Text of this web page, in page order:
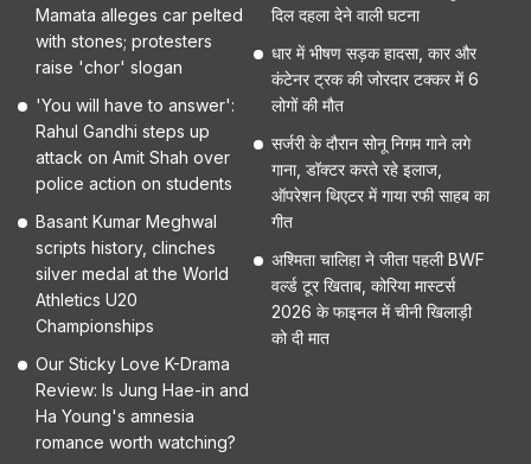
Mamata alleges car pelted
with stones; protesters
raise 'chor' slogan
'You will have to answer':
Rahul Gandhi steps up
attack on Amit Shah over
police action on students
Basant Kumar Meghwal
scripts history, clinches
silver medal at the World
Athletics U20
Championships
Our Sticky Love K-Drama
Review: Is Jung Hae-in and
Ha Young's amnesia
romance worth watching?
दिल दहला देने वाली घटना
धार में भीषण सड़क हादसा, कार और
कंटेनर ट्रक की जोरदार टक्कर में 6
लोगों की मौत
सर्जरी के दौरान सोनू निगम गाने लगे
गाना, डॉक्टर करते रहे इलाज,
ऑपरेशन थिएटर में गाया रफी साहब का
गीत
अश्मिता चालिहा ने जीता पहली BWF
वर्ल्ड टूर खिताब, कोरिया मास्टर्स
2026 के फाइनल में चीनी खिलाड़ी
को दी मात